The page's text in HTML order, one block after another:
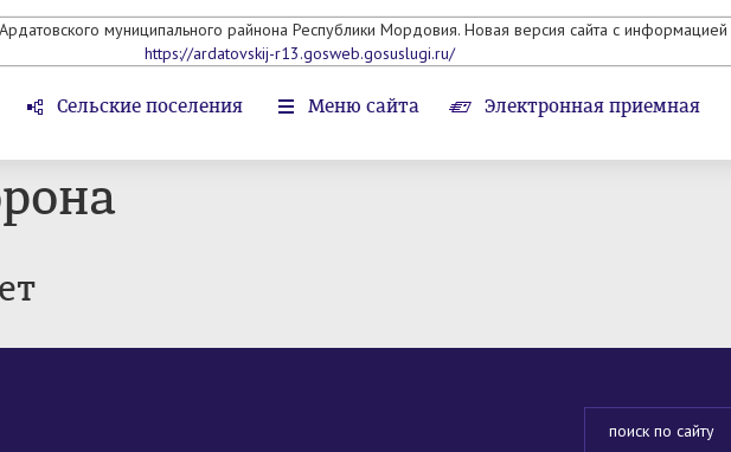
муниципального райнона Республики Мордовия. Новая версия сайта с
https://ardatovskij-r13.gosweb.gosuslugi.ru/
Сельские поселения Меню сайта Электронная приемная